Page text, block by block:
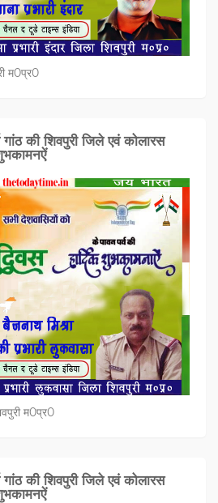
म0प्र0
की शिवपुरी जिले एवं कोलारस
म0प्र0
की शिवपुरी जिले एवं कोलारस